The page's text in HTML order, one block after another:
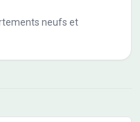
neufs et